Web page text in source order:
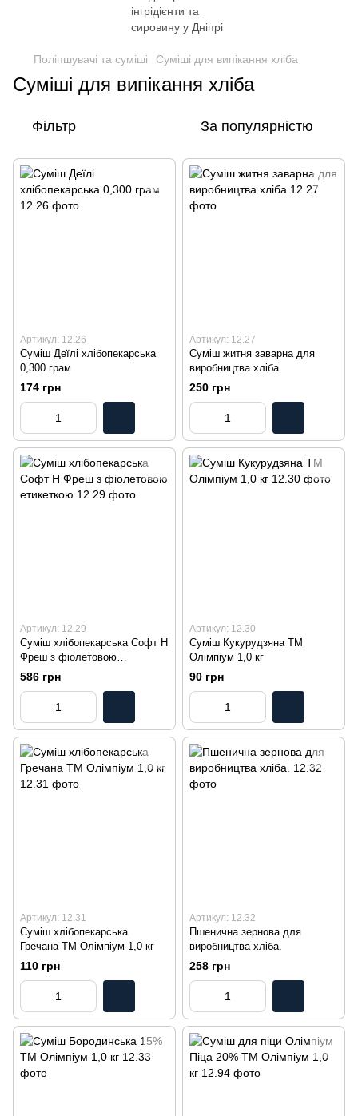
Поліпшувачі та суміші Суміші для випікання хліба
Суміші для випікання хліба
Фільтр За популярністю
Артикул: 12.26
Суміш Деїлі хлібопекарська
0,300 грам
174 грн
Артикул: 12.27
Суміш житня заварна для
виробництва хліба
250 грн
Артикул: 12.29
Суміш хлібопекарська Софт Н
Фреш з фіолетовою
етикеткою
586 грн
Артикул: 12.30
Суміш Кукурудзяна ТМ
Олімпіум 1,0 кг
90 грн
Артикул: 12.31
Суміш хлібопекарська
Гречана ТМ Олімпіум 1,0 кг
110 грн
Артикул: 12.32
Пшенична зернова для
виробництва хліба.
258 грн